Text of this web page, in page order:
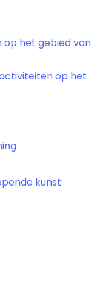
het gebied van
op het
kunst